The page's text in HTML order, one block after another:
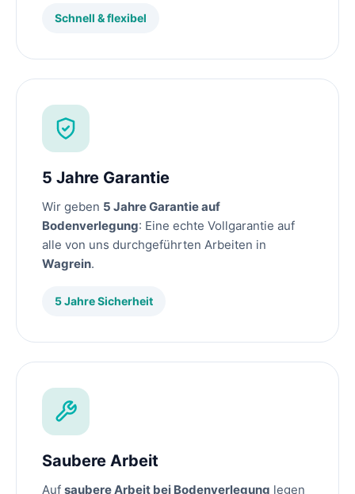
Schnell & flexibel
5 Jahre Garantie
Wir geben 5 Jahre Garantie auf
Bodenverlegung: Eine echte Vollgarantie auf
alle von uns durchgeführten Arbeiten in
Wagrein.
5 Jahre Sicherheit
Saubere Arbeit
Auf saubere Arbeit bei Bodenverlegung legen